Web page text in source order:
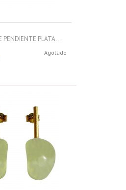
PENDIENTE PLATA...
Agotado